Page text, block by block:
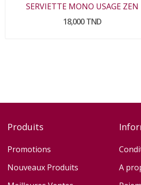
SERVIETTE MONO USAGE ZEN
18,000 TND
Produits
Promotions
Nouveaux Produits
A